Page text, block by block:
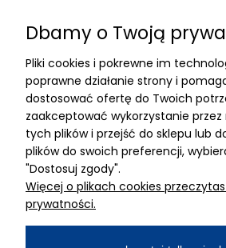
Znajdziesz nas
ADRES
MIMARI sp z o.o.
ul. Kurkowa 12
50-210 Wrocław
Dane rejestracyjne
NIP:8982325327
Dbamy o Twoją
Pliki cookies i pokrewne im
poprawne działanie strony i
dostosować ofertę do Twoich
zaakceptować wykorzystanie przez
tych plików i przejść do sklepu lub
plików do swoich preferencji,
"Dostosuj zgody".
Więcej o plikach cookies
prywatności.